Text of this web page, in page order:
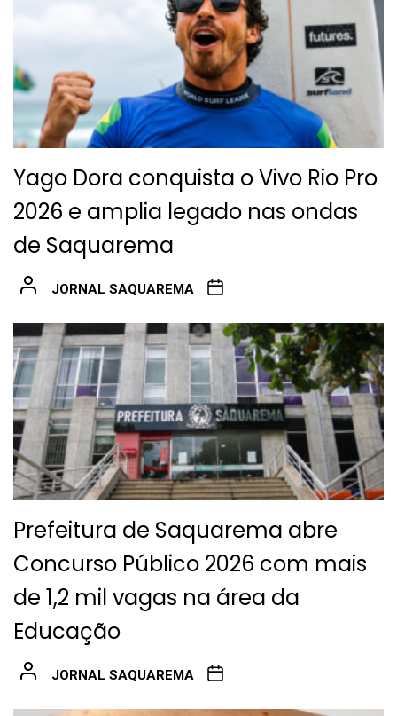
Yago Dora conquista o Vivo Rio Pro
2026 e amplia legado nas ondas
de Saquarema
JORNAL SAQUAREMA
Prefeitura de Saquarema abre
Concurso Público 2026 com mais
de 1,2 mil vagas na área da
Educação
JORNAL SAQUAREMA